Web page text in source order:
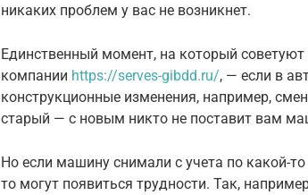
никаких проблем у вас не возникнет.
Единственный момент, на который
компании https://serves-gibdd.ru/, — если в
конструкционные изменения, например,
старый — с новым никто не поставит вам
Но если машину снимали с учета по какой-
то могут появиться трудности. Так,